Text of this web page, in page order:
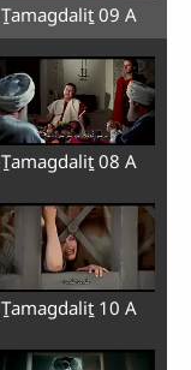
Ṯamagdaliṯ 09 A
Ṯamagdaliṯ 08 A
Ṯamagdaliṯ 10 A